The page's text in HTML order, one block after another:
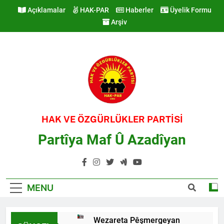
Açıklamalar HAK-PAR Haberler
Üyelik Formu
Arşiv
HAK VE ÖZGÜRLÜKLER PARTİSİ
Partîya Maf Û Azadîyan
MENU
Wezareta Pêşmergeyan